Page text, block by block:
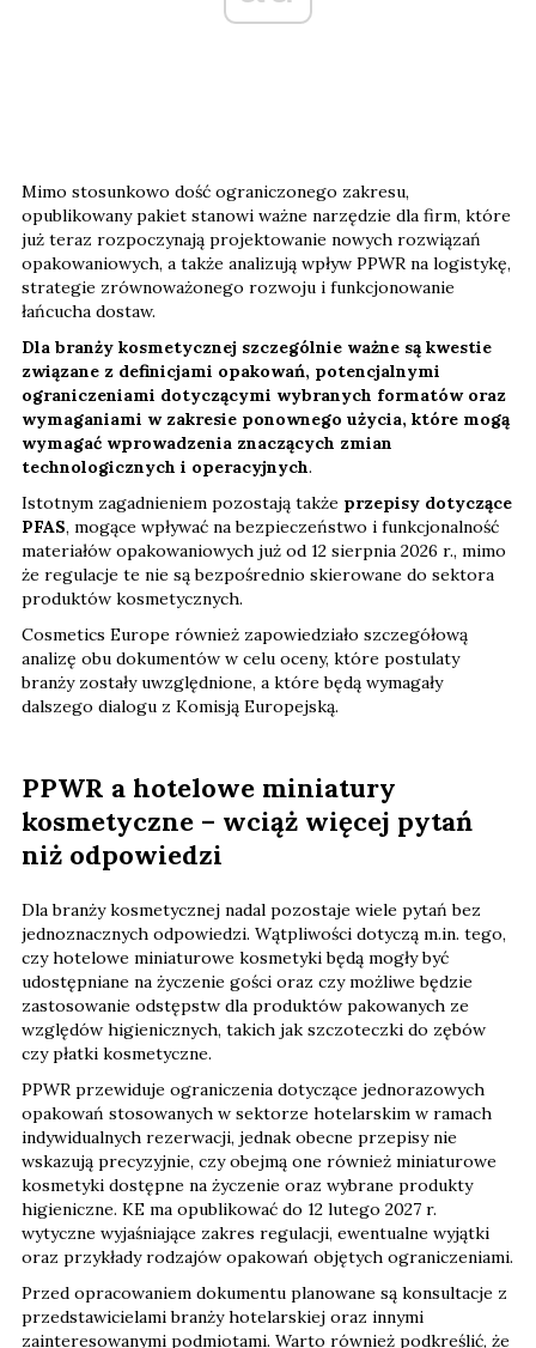
Mimo stosunkowo dość ograniczonego zakresu,
opublikowany pakiet stanowi ważne narzędzie dla firm, które
już teraz rozpoczynają projektowanie nowych rozwiązań
opakowaniowych, a także analizują wpływ PPWR na logistykę,
strategie zrównoważonego rozwoju i funkcjonowanie
łańcucha dostaw.
Dla branży kosmetycznej szczególnie ważne są kwestie
związane z definicjami opakowań, potencjalnymi
ograniczeniami dotyczącymi wybranych formatów oraz
wymaganiami w zakresie ponownego użycia, które mogą
wymagać wprowadzenia znaczących zmian
technologicznych i operacyjnych.
Istotnym zagadnieniem pozostają także przepisy dotyczące
PFAS, mogące wpływać na bezpieczeństwo i funkcjonalność
materiałów opakowaniowych już od 12 sierpnia 2026 r., mimo
że regulacje te nie są bezpośrednio skierowane do sektora
produktów kosmetycznych.
Cosmetics Europe również zapowiedziało szczegółową
analizę obu dokumentów w celu oceny, które postulaty
branży zostały uwzględnione, a które będą wymagały
dalszego dialogu z Komisją Europejską.
PPWR a hotelowe miniatury
kosmetyczne – wciąż więcej pytań
niż odpowiedzi
Dla branży kosmetycznej nadal pozostaje wiele pytań bez
jednoznacznych odpowiedzi. Wątpliwości dotyczą m.in. tego,
czy hotelowe miniaturowe kosmetyki będą mogły być
udostępniane na życzenie gości oraz czy możliwe będzie
zastosowanie odstępstw dla produktów pakowanych ze
względów higienicznych, takich jak szczoteczki do zębów
czy płatki kosmetyczne.
PPWR przewiduje ograniczenia dotyczące jednorazowych
opakowań stosowanych w sektorze hotelarskim w ramach
indywidualnych rezerwacji, jednak obecne przepisy nie
wskazują precyzyjnie, czy obejmą one również miniaturowe
kosmetyki dostępne na życzenie oraz wybrane produkty
higieniczne. KE ma opublikować do 12 lutego 2027 r.
wytyczne wyjaśniające zakres regulacji, ewentualne wyjątki
oraz przykłady rodzajów opakowań objętych ograniczeniami.
Przed opracowaniem dokumentu planowane są konsultacje z
przedstawicielami branży hotelarskiej oraz innymi
zainteresowanymi podmiotami. Warto również podkreślić, że